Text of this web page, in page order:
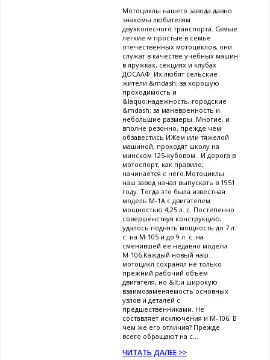
Мотоциклы нашего завода давно
знакомы любителям
двухколесного транспорта. Самые
легкие м простые в семье
отечественных мотоциклов, они
служат в качестве учебных машин
в яружках, секциях и клубах
ДОСААФ. Их любят сельские
жители &mdash; за хорошую
проходимость и
&laquo;надежность, городские
&mdash; за маневренность и
небольшие размеры. Многие, и
вполне резонно, прежде чем
обзавестись ИЖем или тяжелой
машиной, проходят школу на
минском 125-кубовом.. И дорога в
мотоспорт, как правило,
начинается с него.Мотоциклы
наш завод начал выпускать в 1951
году. Тогда это была известная
модель М-1А с двигателем
мощностью 4,25 л. с. Постепенно
совершенствуя конструкцию,
удалось поднять мощность до 7 л.
с. на М-105 и до 9 л. с. на
сменившей ее недавно модели
М-106.Каждый новый наш
мотоцикл сохранял не только
прежний рабочий объем
двигателя, но &lt;и широкую
взаимозаменяемость основных
узлов и деталей с
предшественниками. Не
составляет исключения и М-106. В
чем же его отличия? Прежде
всего обращают на с...
ЧИТАТЬ ДАЛЕЕ >>